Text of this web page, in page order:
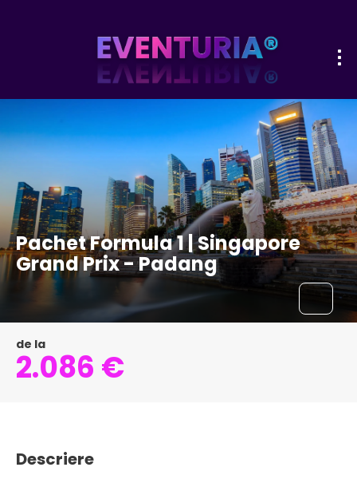
Pachet Formula 1 | Singapore
Grand Prix - Padang
de la
2.086 €
Descriere